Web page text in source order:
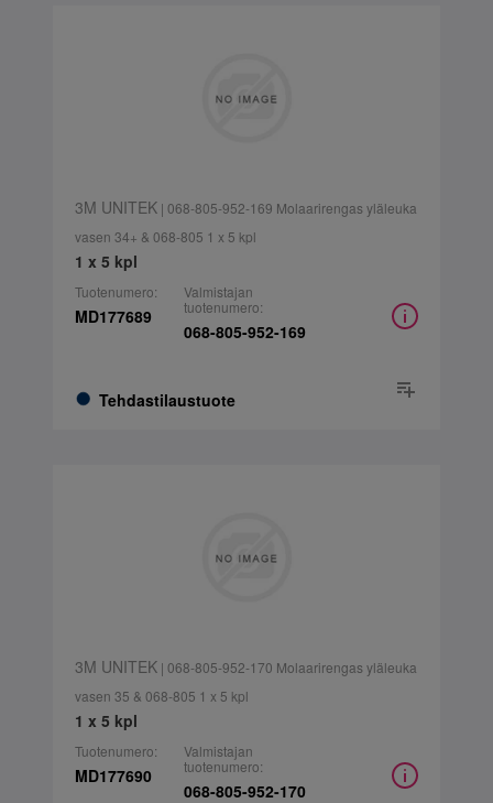
3M UNITEK| 068-805-952-169 Molaarirengas yläleuka
vasen 34+ & 068-805 1 x 5 kpl
1 x 5 kpl
Tuotenumero:
MD177689
Tehdastilaustuote
Valmistajan
tuotenumero:
068-805-952-169
3M UNITEK| 068-805-952-170 Molaarirengas yläleuka
vasen 35 & 068-805 1 x 5 kpl
1 x 5 kpl
Tuotenumero:
MD177690
Valmistajan
tuotenumero:
068-805-952-170